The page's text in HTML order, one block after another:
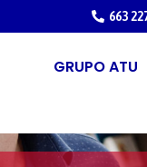
663
GRUPO ATU